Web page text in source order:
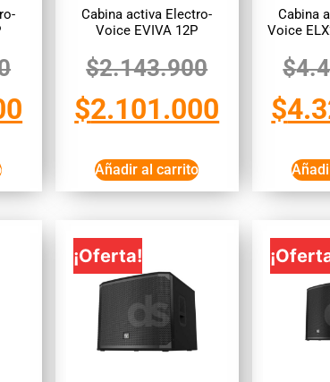
Cabina activa Electro-
Voice EVIVA 12P
$2.143.900
$2.101.000
Añadir al carrito
Cabina
Voice
$
$
¡Oferta!